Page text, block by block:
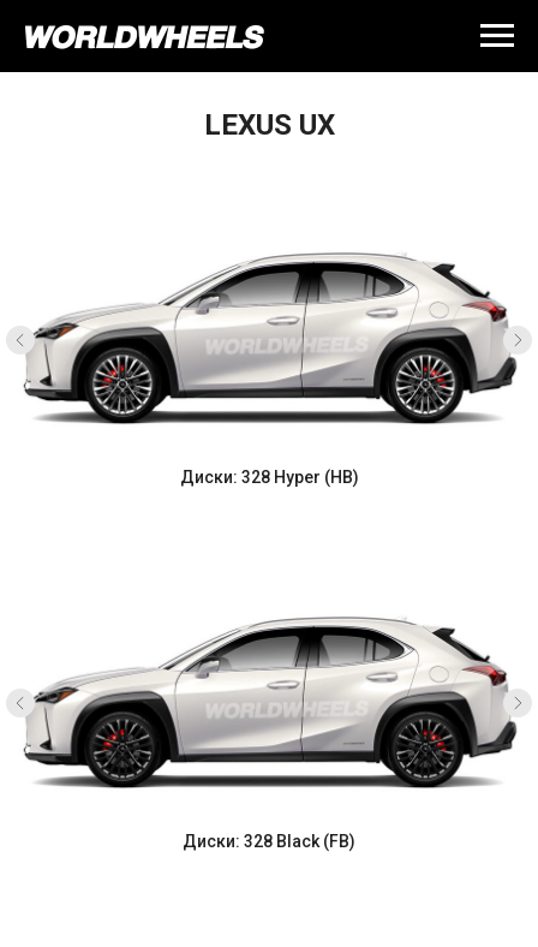
LEXUS UX
Диски: 328 Hyper (HB)
Диски: 328 Black (FB)